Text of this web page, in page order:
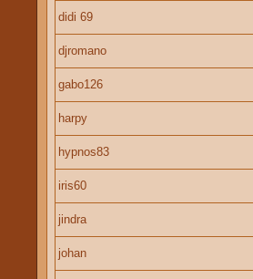
didi 69
djromano
gabo126
harpy
hypnos83
iris60
jindra
johan